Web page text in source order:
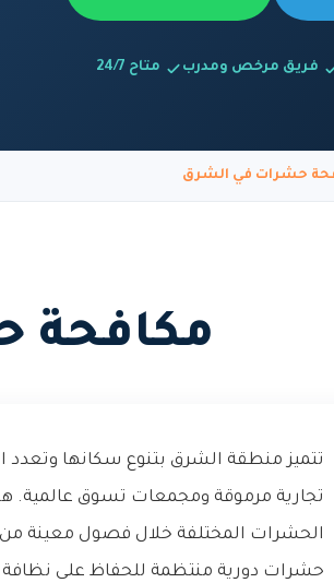
فريق مرخص ومدرب متاح 24/7
حشرات في الشرق
مكافحة
تتميز منطقة الشرق بتنوع سكانها
تجارية مرموقة ومجمعات تسوق عالمية. هذا
الحشرات المختلفة خلال فصول معينة
حشرات دورية منتظمة للحفاظ على نظافة